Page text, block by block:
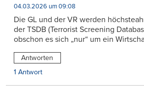
04.03.2026 um 09:08
Die GL und der VR werden
der TSDB (Terrorist Screening
obschon es sich „nur“ um ein
Antworten
1 Antwort